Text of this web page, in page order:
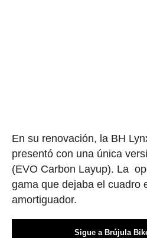
En su renovación, la BH
presentó con una única
(EVO Carbon Layup). La
gama que dejaba el cuadro
amortiguador.
Sigue a Brújula